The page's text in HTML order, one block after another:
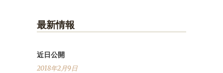
最新情報
近日公開
2018年2月9日